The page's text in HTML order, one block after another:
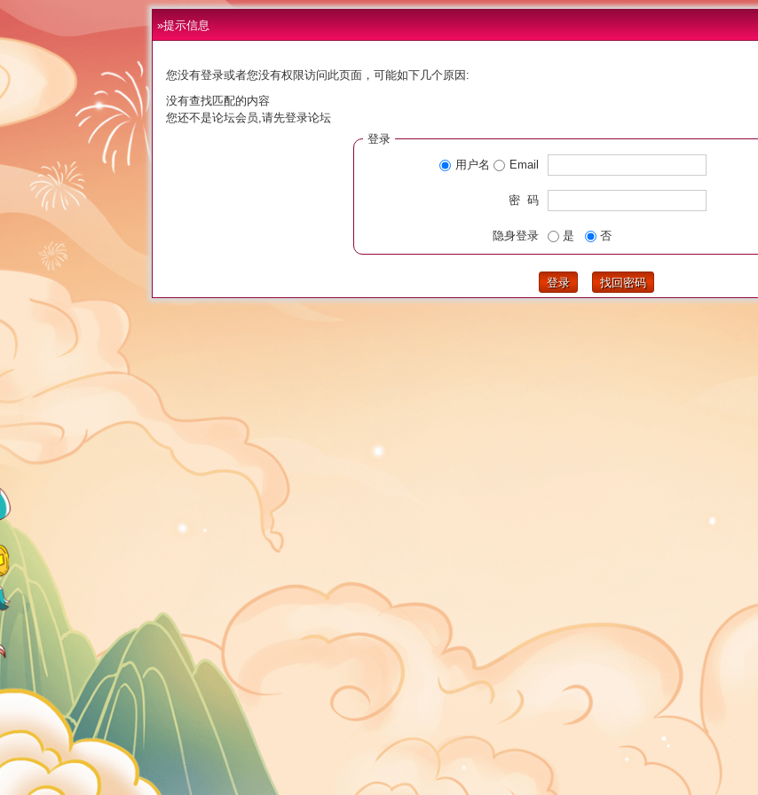
»提示信息
您没有登录或者您没有权限访问此页面，可能如下几个原因:
没有查找匹配的内容
您还不是论坛会员,请先登录论坛
登录
用户名
Email
密 码
隐身登录 是 否